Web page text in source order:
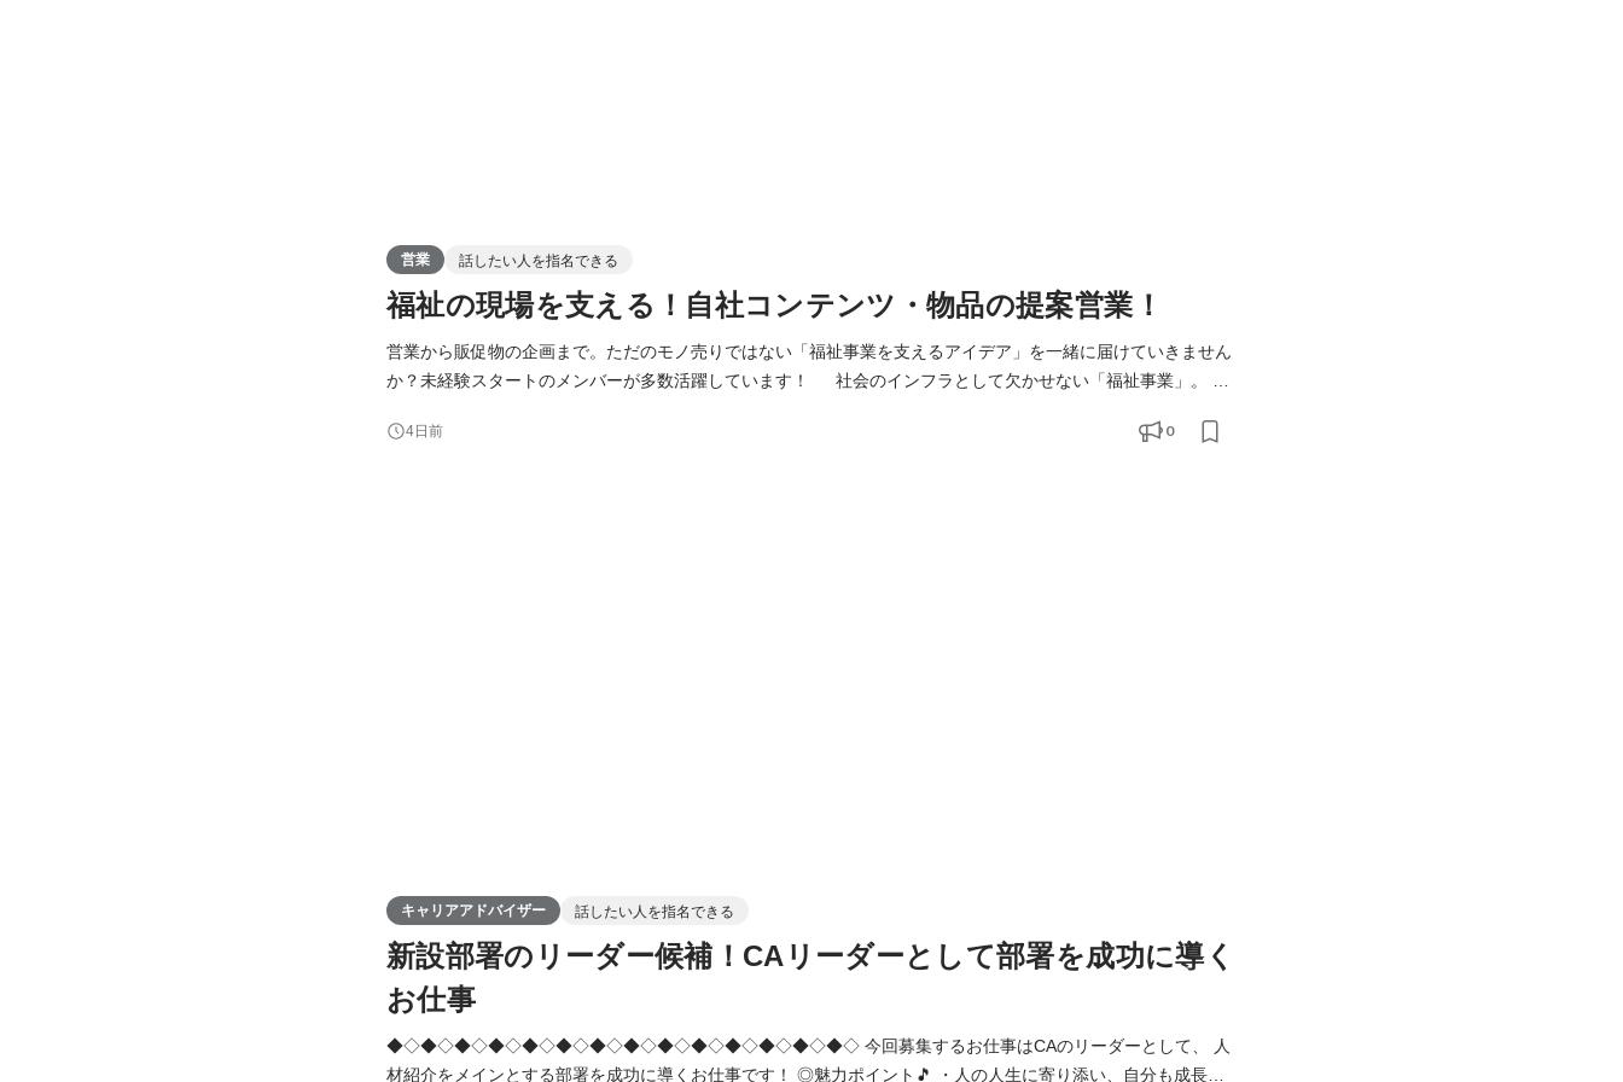
営業 話したい人を指名できる
福祉の現場を支える！自社コンテンツ・物品の提案営業！
営業から販促物の企画まで。ただのモノ売りではない「福祉事業を支えるアイデア」を一緒に届けていきません
か？未経験スタートのメンバーが多数活躍しています！ 社会のインフラとして欠かせない「福祉事業」。 し
は、福祉事業を運営する方々が「本当に質の高いサービスやケア」に集中できるよう、現場が求めている物品や
4日前 0
キャリアアドバイザー 話したい人を指名できる
新設部署のリーダー候補！CAリーダーとして部署を成功に導く
お仕事
◆◇◆◇◆◇◆◇◆◇◆◇◆◇◆◇◆◇◆◇◆◇◆◇◆◇◆◇ 今回募集するお仕事はCAのリーダーとして、 人
材紹介をメインとする部署を成功に導くお仕事です！ ◎魅力ポイント🎵 ・人の人生に寄り添い、自分も成長で